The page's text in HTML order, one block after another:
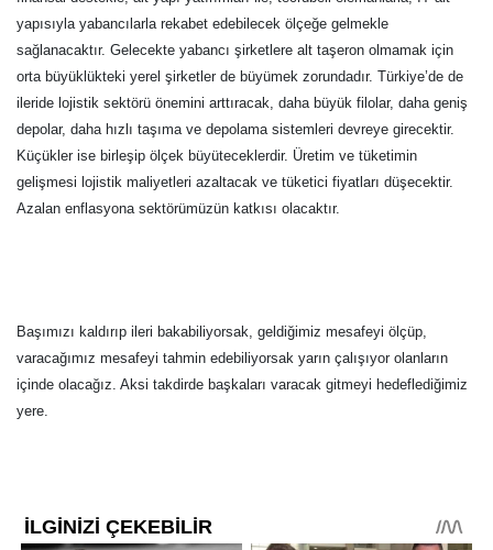
yapısıyla yabancılarla rekabet edebilecek ölçeğe gelmekle
sağlanacaktır. Gelecekte yabancı şirketlere alt taşeron olmamak için
orta büyüklükteki yerel şirketler de büyümek zorundadır. Türkiye’de de
ileride lojistik sektörü önemini arttıracak, daha büyük filolar, daha geniş
depolar, daha hızlı taşıma ve depolama sistemleri devreye girecektir.
Küçükler ise birleşip ölçek büyüteceklerdir. Üretim ve tüketimin
gelişmesi lojistik maliyetleri azaltacak ve tüketici fiyatları düşecektir.
Azalan enflasyona sektörümüzün katkısı olacaktır.
Başımızı kaldırıp ileri bakabiliyorsak, geldiğimiz mesafeyi ölçüp,
varacağımız mesafeyi tahmin edebiliyorsak yarın çalışıyor olanların
içinde olacağız. Aksi takdirde başkaları varacak gitmeyi hedeflediğimiz
yere.